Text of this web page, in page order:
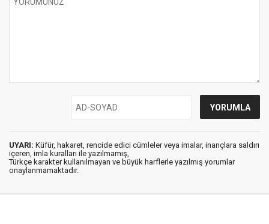
UYARI: Küfür, hakaret, rencide edici cümleler veya imalar, inançlara saldırı
içeren, imla kuralları ile yazılmamış,
Türkçe karakter kullanılmayan ve büyük harflerle yazılmış yorumlar
onaylanmamaktadır.